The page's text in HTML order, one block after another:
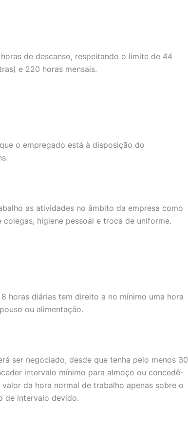
de descanso, respeitando o limite de 44
e 220 horas mensais.
o empregado está à disposição do
as atividades no âmbito da empresa como
higiene pessoal e troca de uniforme.
horas diárias tem direito a no mínimo uma hora
ou alimentação.
ser negociado, desde que tenha pelo menos 30
intervalo mínimo para almoço ou concedê-
da hora normal de trabalho apenas sobre o
de intervalo devido.